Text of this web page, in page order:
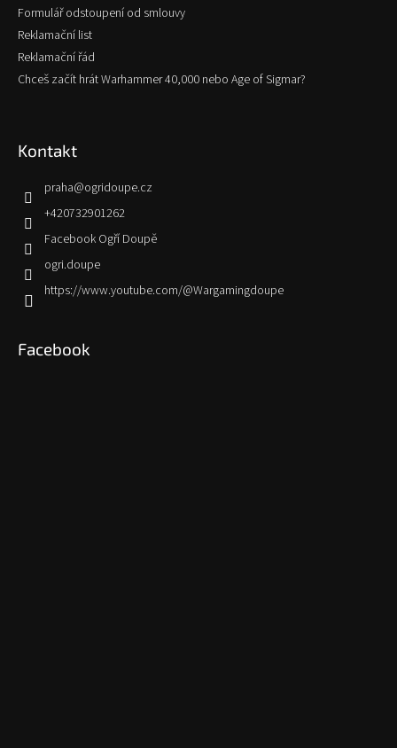
Formulář odstoupení od smlouvy
Reklamační list
Reklamační řád
Chceš začít hrát Warhammer 40,000 nebo Age of Sigmar?
Kontakt
praha@ogridoupe.cz
+420732901262
Facebook Ogří Doupě
ogri.doupe
https://www.youtube.com/@Wargamingdoupe
Facebook